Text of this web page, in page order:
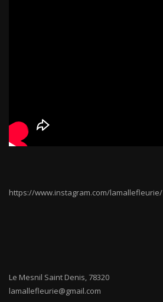
https://www.instagram.com/lamallefleurie/
Le Mesnil Saint Denis,78320
lamallefleurie@gmail.com